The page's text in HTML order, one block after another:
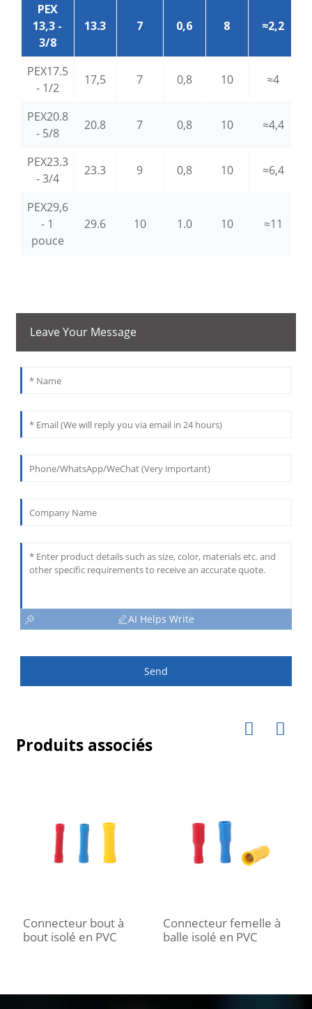
PEX
13,3 -
3/8
13.3 7 0,6 8 ≈2,2
PEX17.5
- 1/2
17,5 7 0,8 10 ≈4
PEX20.8
- 5/8
20.8 7 0,8 10 ≈4,4
PEX23.3
- 3/4
23.3 9 0,8 10 ≈6,4
PEX29,6
- 1
pouce
29.6 10 1.0 10 ≈11
Leave Your Message
AI Helps Write
Send
Produits associés
Connecteur bout à
bout isolé en PVC
Connecteur femelle à
balle isolé en PVC